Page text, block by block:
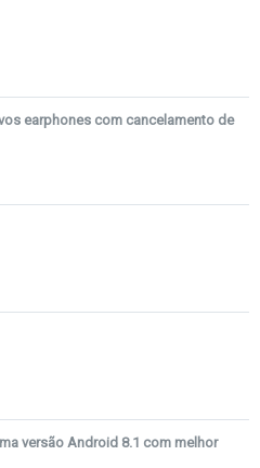
earphones com cancelamento de
versão Android 8.1 com melhor